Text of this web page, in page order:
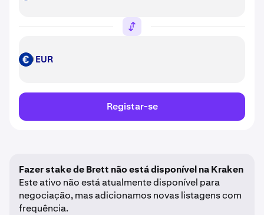
EUR EUR
Registar-se
Fazer stake de Brett não está disponível na Kraken
Este ativo não está atualmente disponível para
negociação, mas adicionamos novas listagens com
frequência.